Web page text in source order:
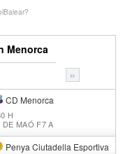
Menorca
»
CD Menorca
H
DE MAÓ F7 A
Penya Ciutadella Esportiva